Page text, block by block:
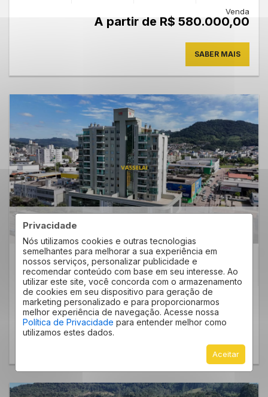
Privacidade
Nós utilizamos cookies e outras tecnologias
semelhantes para melhorar a sua experiência em
nossos serviços, personalizar publicidade e
recomendar conteúdo com base em seu interesse. Ao
utilizar este site, você concorda com o armazenamento
de cookies em seu dispositivo para geração de
marketing personalizado e para proporcionarmos
melhor experiência de navegação. Acesse nossa
Política de Privacidade para entender melhor como
utilizamos estes dados.
Aceitar
Venda
A partir de R$ 580.000,00
SABER MAIS
LESI WERNER TEIXEIRA
EMPREENDIMENTO
Centro - Rio Do Sul
2 a 3
Dorm.
Até 1
Suíte
1 a 2
Vagas
a 80
Privat.
A partir de R$ 650.000,00
SABER MAIS